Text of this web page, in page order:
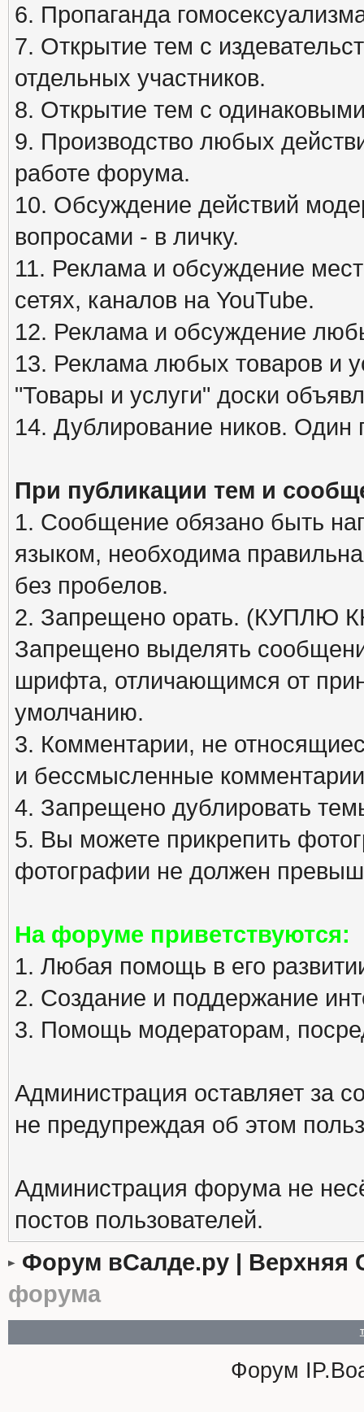
6. Пропаганда
7. Открытие тем с
отдельных участников.
8. Открытие тем с
9. Производство любых
работе форума.
10. Обсуждение действий
вопросами - в личку.
11. Реклама и обсуждение
сетях, каналов на YouTube.
12. Реклама и обсуждение
13. Реклама любых товаров и
"Товары и услуги" доски
14. Дублирование ников. Один
При публикации тем и
1. Сообщение обязано быть
языком, необходима
без пробелов.
2. Запрещено орать. (КУПЛЮ
Запрещено выделять
шрифта, отличающимся от
умолчанию.
3. Комментарии, не
и бессмысленные
4. Запрещено дублировать
5. Вы можете прикрепить
фотографии не должен
На форуме приветствуются:
1. Любая помощь в его
2. Создание и поддержание
3. Помощь модераторам,
Администрация оставляет за
не предупреждая об этом
Администрация форума не
постов пользователей.
Форум вСалде.ру | Верхняя
форума
Форум